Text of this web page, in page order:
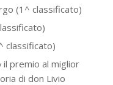
(1^ classificato)
classificato)
il premio al miglior
di don Livio